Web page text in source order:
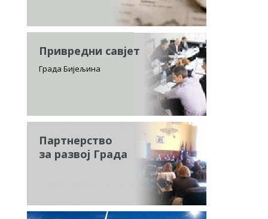
Привредни савјет
Града Бијељина
Партнерство
за развој Града